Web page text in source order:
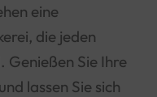
eine
die jeden
Sie Ihre
lassen Sie sich